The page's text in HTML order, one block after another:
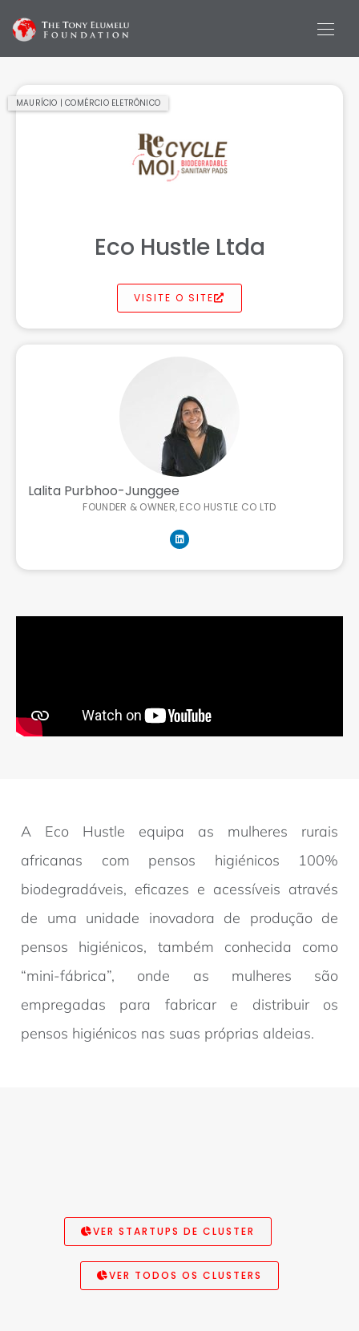
MAURÍCIO | COMÉRCIO ELETRÔNICO
Eco Hustle Ltda
VISITE O SITE
Lalita Purbhoo-Junggee
FOUNDER & OWNER, ECO HUSTLE CO LTD
A Eco Hustle equipa as mulheres rurais
africanas com pensos higiénicos 100%
biodegradáveis, eficazes e acessíveis através
de uma unidade inovadora de produção de
pensos higiénicos, também conhecida como
“mini-fábrica”, onde as mulheres são
empregadas para fabricar e distribuir os
pensos higiénicos nas suas próprias aldeias.
VER STARTUPS DE CLUSTER
VER TODOS OS CLUSTERS